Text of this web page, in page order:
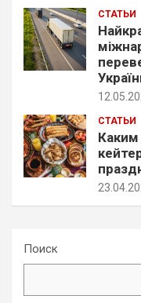
СТАТЬИ
СТАТЬИ
Поиск